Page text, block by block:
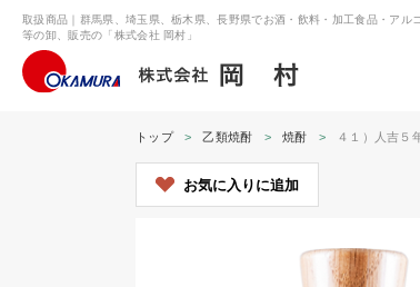
取扱商品｜群馬県、埼玉県、栃木県、長野県でお酒・飲料・加工食品・アル
等の卸、販売の「株式会社 岡村」
トップ 乙類焼酎 焼酎 ４１）人吉
お気に入りに追加